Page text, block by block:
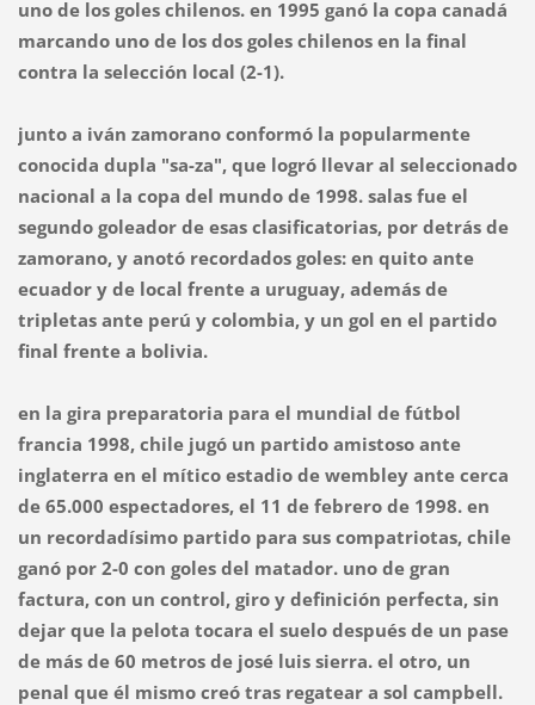
uno de los goles chilenos. en 1995 ganó la copa canadá
marcando uno de los dos goles chilenos en la final
contra la selección local (2-1).
junto a iván zamorano conformó la popularmente
conocida dupla "sa-za", que logró llevar al seleccionado
nacional a la copa del mundo de 1998. salas fue el
segundo goleador de esas clasificatorias, por detrás de
zamorano, y anotó recordados goles: en quito ante
ecuador y de local frente a uruguay, además de
tripletas ante perú y colombia, y un gol en el partido
final frente a bolivia.
en la gira preparatoria para el mundial de fútbol
francia 1998, chile jugó un partido amistoso ante
inglaterra en el mítico estadio de wembley ante cerca
de 65.000 espectadores, el 11 de febrero de 1998. en
un recordadísimo partido para sus compatriotas, chile
ganó por 2-0 con goles del matador. uno de gran
factura, con un control, giro y definición perfecta, sin
dejar que la pelota tocara el suelo después de un pase
de más de 60 metros de josé luis sierra. el otro, un
penal que él mismo creó tras regatear a sol campbell.